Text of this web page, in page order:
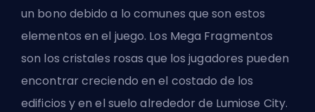
un bono debido a lo comunes que son estos
elementos en el juego. Los Mega Fragmentos
son los cristales rosas que los jugadores pueden
encontrar creciendo en el costado de los
edificios y en el suelo alrededor de Lumiose City.